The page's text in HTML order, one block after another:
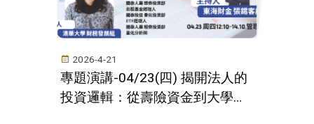
2026-4-21
專題演講-04/23(四) 揭開法人的
投資邏輯：從壽險資金到⼤學校